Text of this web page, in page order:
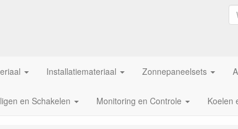
Installatiemateriaal Zonnepaneelsets
en Schakelen Monitoring en Controle Koelen